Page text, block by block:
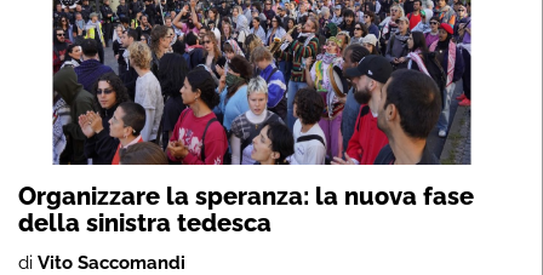
Organizzare la speranza: la nuova fase
della sinistra tedesca
di Vito Saccomandi